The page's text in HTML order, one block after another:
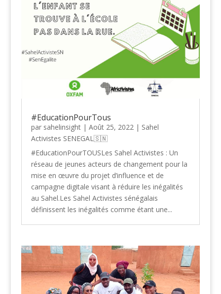
#EducationPourTous
par sahelinsight| Août 25, 2022| Sahel
Activistes SENEGAL🇸🇳
#EducationPourTOUSLes Sahel Activistes : Un
réseau de jeunes acteurs de changement pour la
mise en œuvre du projet d’influence et de
campagne digitale visant à réduire les inégalités
au Sahel.Les Sahel Activistes sénégalais
définissent les inégalités comme étant une...